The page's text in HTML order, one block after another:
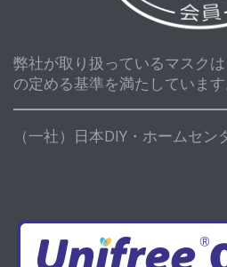
弊社が取り扱っているマスクは
の定める基準を満たしています
（一社）日本DIY・ホームセン